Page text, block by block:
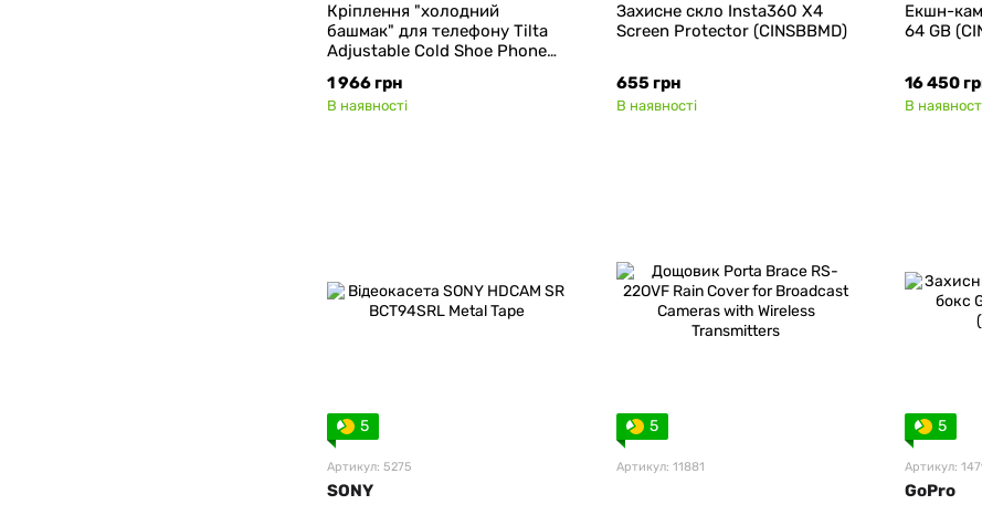
Кріплення "холодний
башмак" для телефону Tilta
Adjustable Cold Shoe Phone
1 966 грн
В наявності
Захисне скло Insta360 X4
Screen Protector (CINSBBMD)
655 грн
В наявності
Екшн-
64 GB
16 450
В
5
Артикул: 5275
SONY
5
Артикул: 11881
5
Артикул:
GoPro